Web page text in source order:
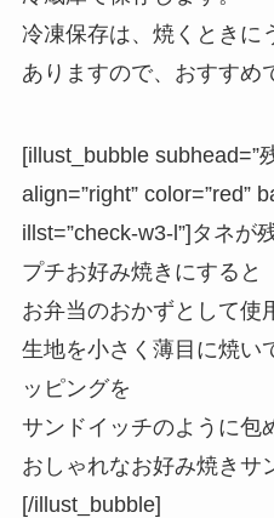
冷凍保存は、焼くときに
ありますので、おすすめ
[illust_bubble subhead=”
align=”right” color=”red”
illst=”check-w3-l”]タネが
プチお好み焼きにすると
お弁当のおかずとして使
生地を小さく薄目に焼い
ッピングを
サンドイッチのように包
おしゃれなお好み焼きサ
[/illust_bubble]